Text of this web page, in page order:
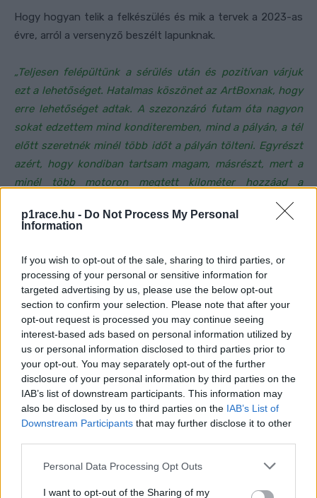
p1race.hu - Do Not Process My Personal
Information
If you wish to opt-out of the sale, sharing to third parties, or
processing of your personal or sensitive information for
targeted advertising by us, please use the below opt-out
section to confirm your selection. Please note that after your
opt-out request is processed you may continue seeing
interest-based ads based on personal information utilized by
us or personal information disclosed to third parties prior to
your opt-out. You may separately opt-out of the further
disclosure of your personal information by third parties on the
IAB’s list of downstream participants. This information may
also be disclosed by us to third parties on the IAB’s List of
Downstream Participants that may further disclose it to other
Please note that this website/app uses one or more Google
not limited to your visit or usage behaviour. You may click to
Personal Data Processing Opt Outs
I want to opt-out of the Sharing of my
Hogy hogyan telik a felkészülés és mik a tervek a 2023-as
évre, arról a versenyző beszélt lapunknak.
„Teljesen felépültünk a sérülés után és pozitívan várjuk
ezt a lehetőséget. Hatalmas köszönet az ArtBoxnak, hogy
erre lehetőséget adtak. A szezonzáró futam óta nagyon
sokat edzettem mind konditeremben, mind a pályán, a tél
előtt szeretnék minél több időt a pályán tölteni. Egyrészt
azért, hogy kondiban tartsam magam, másrészt, mert a
minél több motoron megtett kilométer hozzáad a
teljesítményemhez. Az a közeljövőben fog kiderülni, hogy
milyen sorrendben állítjuk magunk elé a kihívásokat.
Köszönjük a segítséget Tóth Imrének, Talmácsi Gábornak
és a HUMDA-nak.”
Farkas Kevinnel korábban a SportTV is interjút készített: